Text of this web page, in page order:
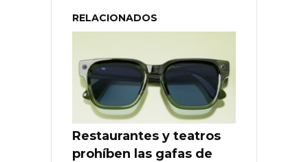
RELACIONADOS
Restaurantes y teatros
prohíben las gafas de